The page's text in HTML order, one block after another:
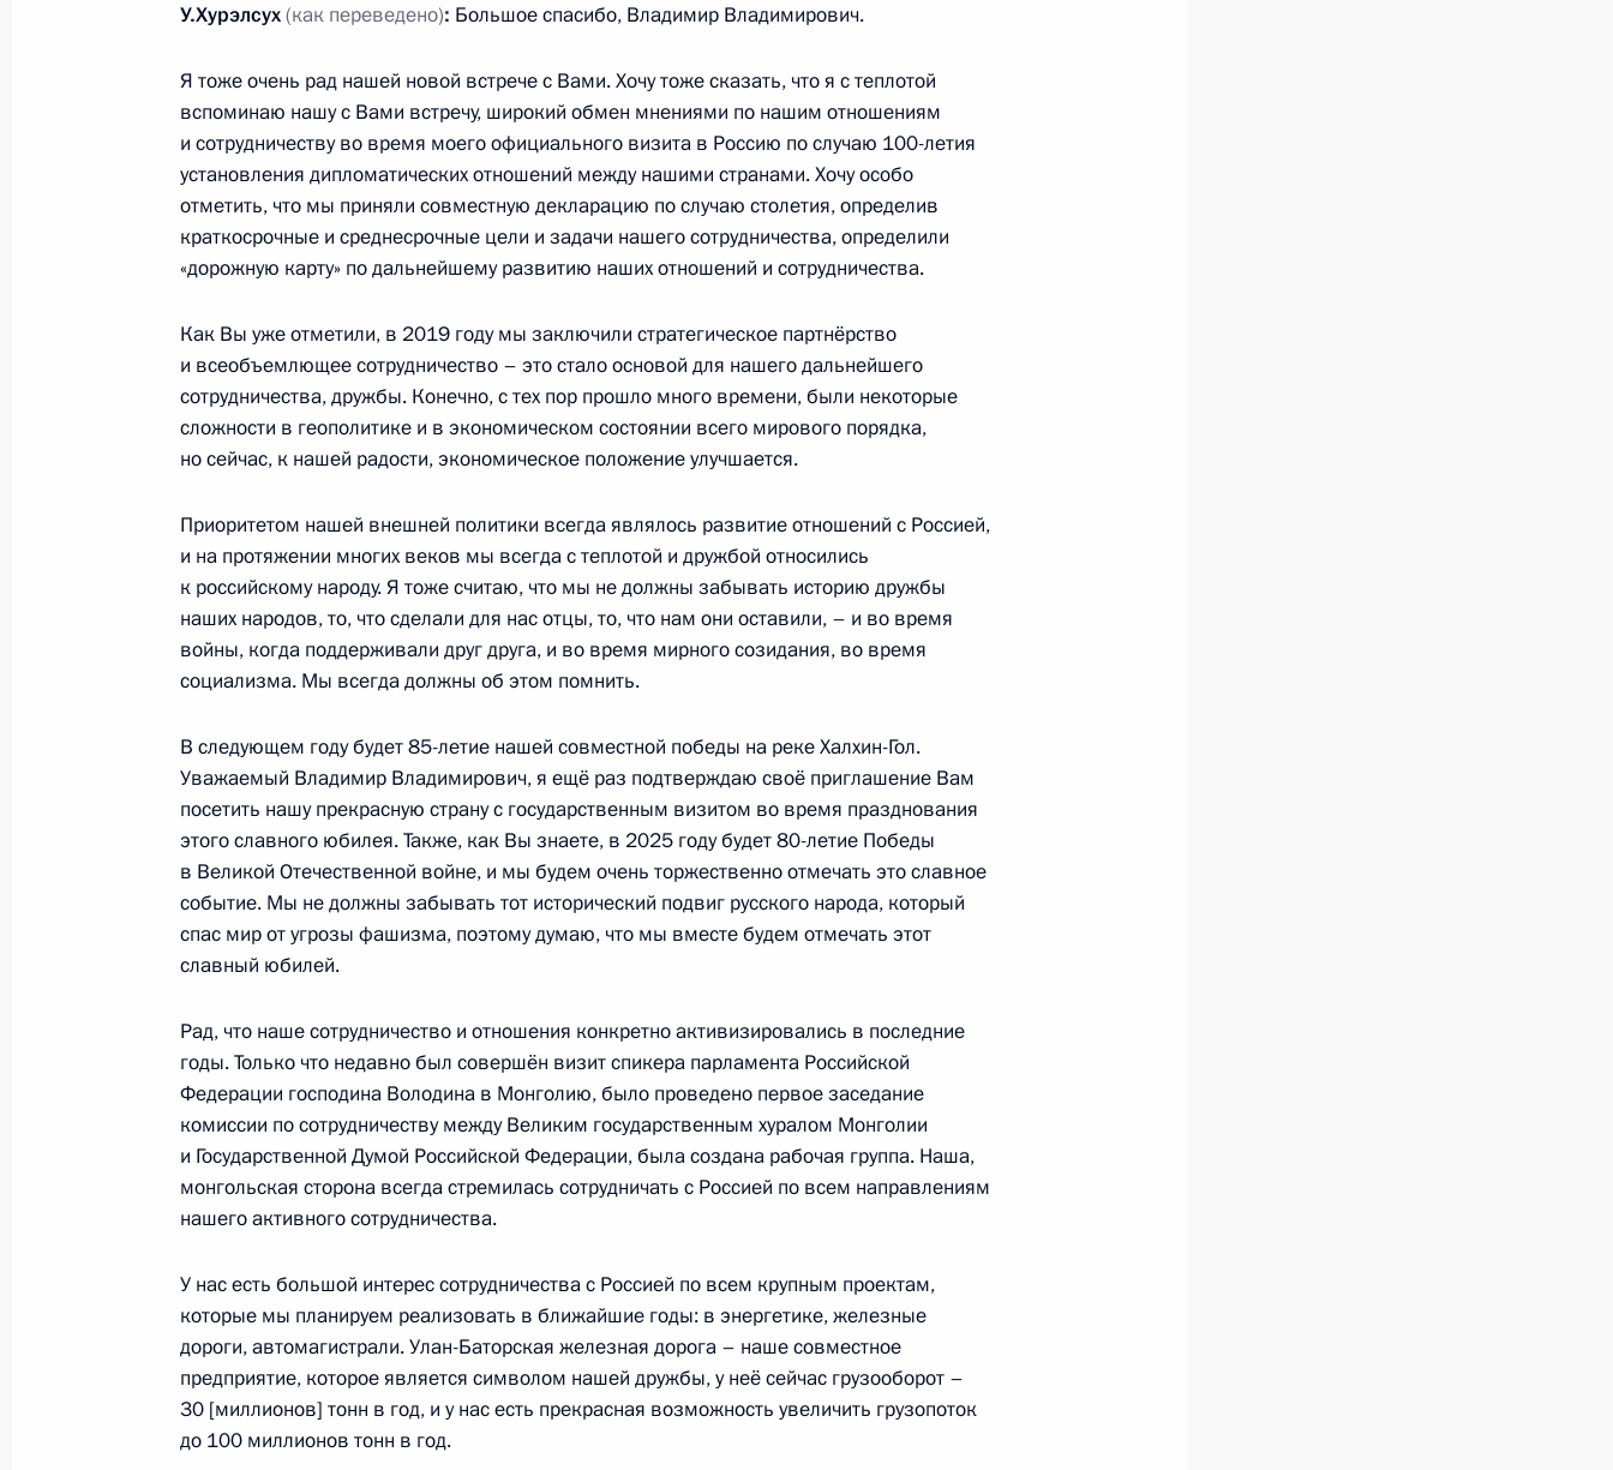
17 октября 2023 года, 17:35 Пекин
Встреча с Президентом Монголии Ухнагийн Хурэлсухом
17 октября 2023 года, 16:30 Пекин
2
Церемония официальной встречи участников III Международного
17 октября 2023 года, 14:05 Пекин
Встреча с Премьер-министром Таиланда Сеттхой Тхависином
Встреча с Премьер-министром Венгрии Виктором Орбаном
17 октября 2023 года, 12:10 Пекин
Встреча с Президентом Вьетнама Во Ван Тхыонгом
17 октября 2023 года, 10:30 Пекин
16 октября 2023 года, понедельник
Телефонный разговор с Премьер-министром Израиля
16 октября 2023 года, 20:05
Телефонные разговоры с Президентом Сирии Башаром Асадом,
Президентом Ирана Эбрахимом Раиси, Президентом Палестины
Махмудом Аббасом и Президентом Египта Абдельфаттахом Сиси
17–18 октября Владимир Путин посетит Китайскую Народную
Республику для участия в мероприятиях третьего
Международного форума «Один пояс, один путь»
У.Хурэлсух(как переведено): Большое спасибо, Владимир Владимирович.
Я тоже очень рад нашей новой встрече с Вами. Хочу тоже сказать, что я с теплотой
вспоминаю нашу с Вами встречу, широкий обмен мнениями по нашим отношениям
и сотрудничеству во время моего официального визита в Россию по случаю 100-летия
установления дипломатических отношений между нашими странами. Хочу особо
отметить, что мы приняли совместную декларацию по случаю столетия, определив
краткосрочные и среднесрочные цели и задачи нашего сотрудничества, определили
«дорожную карту» по дальнейшему развитию наших отношений и сотрудничества.
Как Вы уже отметили, в 2019 году мы заключили стратегическое партнёрство
и всеобъемлющее сотрудничество – это стало основой для нашего дальнейшего
сотрудничества, дружбы. Конечно, с тех пор прошло много времени, были некоторые
сложности в геополитике и в экономическом состоянии всего мирового порядка,
но сейчас, к нашей радости, экономическое положение улучшается.
Приоритетом нашей внешней политики всегда являлось развитие отношений с Россией,
и на протяжении многих веков мы всегда с теплотой и дружбой относились
к российскому народу. Я тоже считаю, что мы не должны забывать историю дружбы
наших народов, то, что сделали для нас отцы, то, что нам они оставили, – и во время
войны, когда поддерживали друг друга, и во время мирного созидания, во время
социализма. Мы всегда должны об этом помнить.
В следующем году будет 85-летие нашей совместной победы на реке Халхин-Гол.
Уважаемый Владимир Владимирович, я ещё раз подтверждаю своё приглашение Вам
посетить нашу прекрасную страну с государственным визитом во время празднования
этого славного юбилея. Также, как Вы знаете, в 2025 году будет 80-летие Победы
в Великой Отечественной войне, и мы будем очень торжественно отмечать это славное
событие. Мы не должны забывать тот исторический подвиг русского народа, который
спас мир от угрозы фашизма, поэтому думаю, что мы вместе будем отмечать этот
славный юбилей.
Рад, что наше сотрудничество и отношения конкретно активизировались в последние
годы. Только что недавно был совершён визит спикера парламента Российской
Федерации господина Володина в Монголию, было проведено первое заседание
комиссии по сотрудничеству между Великим государственным хуралом Монголии
и Государственной Думой Российской Федерации, была создана рабочая группа. Наша,
монгольская сторона всегда стремилась сотрудничать с Россией по всем направлениям
нашего активного сотрудничества.
У нас есть большой интерес сотрудничества с Россией по всем крупным проектам,
которые мы планируем реализовать в ближайшие годы: в энергетике, железные
дороги, автомагистрали. Улан-Баторская железная дорога – наше совместное
предприятие, которое является символом нашей дружбы, у неё сейчас грузооборот –
30 [миллионов] тонн в год, и у нас есть прекрасная возможность увеличить грузопоток
до 100 миллионов тонн в год.